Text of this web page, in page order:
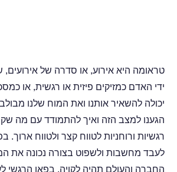
טראומה היא אירוע, או סדרה של
ידי האדם כמזיקים פיזית או רגשית, או
יכולה להשאיר אותנו ואת המוח שלנו
הגענו למצב הזה ואיך להתמודד עם מה
רגשיות ורוחניות לטווח קצר ולטווח
לעבד מחשבות ולשפוט בצורה נכונה את
החברה והעולם תהיה לקויה. בפאן